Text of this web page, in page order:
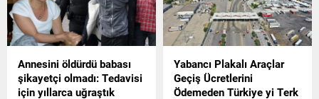
Annesini öldürdü babası
şikayetçi olmadı: Tedavisi
için yıllarca uğraştık
Yabancı Plakalı Araçlar
Geçiş Ücretlerini
Ödemeden Türkiye yi Terk